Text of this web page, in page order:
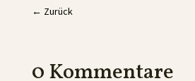
← Zurück
0 Kommentare